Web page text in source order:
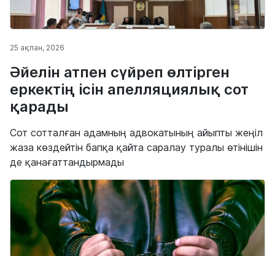
25 ақпан, 2026
Әйелін атпен сүйреп өлтірген
еркектің ісін апелляциялық сот
қарады
Сот сотталған адамның адвокатының айыпты жеңіл
жаза көздейтін бапқа қайта саралау туралы өтінішін
де қанағаттандырмады